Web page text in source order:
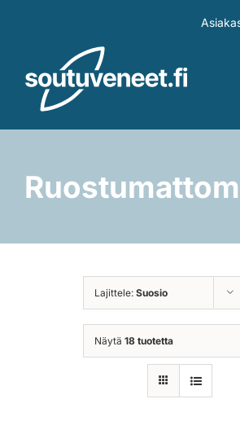
Perämoottorit
Lajittele: Suosio
Näytä 18 tuotetta